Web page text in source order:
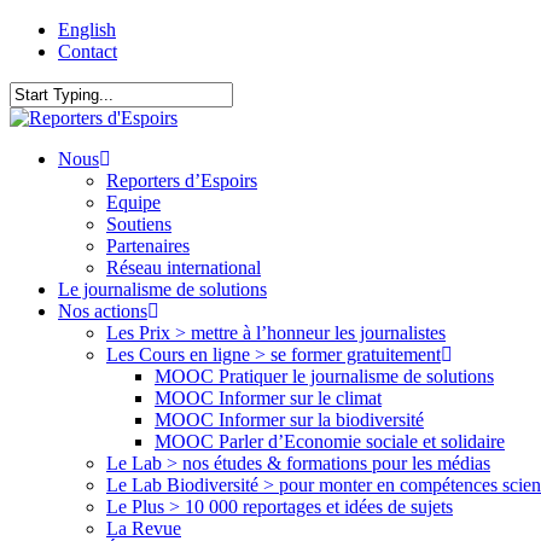
Skip
content
English
Contact
Close
search
Menu
Nous
Reporters d’Espoirs
Equipe
Soutiens
Partenaires
Réseau international
Le journalisme de solutions
Nos actions
Les Prix > mettre à l’honneur les journalistes
Les Cours en ligne > se former gratuitement
MOOC Pratiquer le journalisme de solutions
MOOC Informer sur le climat
MOOC Informer sur la biodiversité
MOOC Parler d’Economie sociale et solidaire
Le Lab > nos études & formations pour les médias
Le Lab Biodiversité > pour monter en compétences
Le Plus > 10 000 reportages et idées de sujets
La Revue